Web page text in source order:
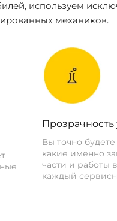
используем
механиков.
Прозрачность
Вы точно будете
какие именно
части и работы
каждый